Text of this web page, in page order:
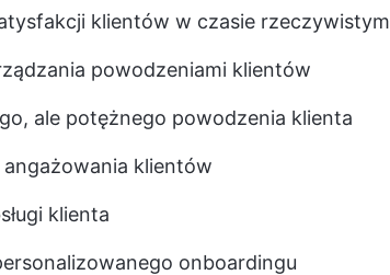
klientów w czasie rzeczywistym
powodzeniami klientów
ale potężnego powodzenia klienta
klientów
klienta
onboardingu